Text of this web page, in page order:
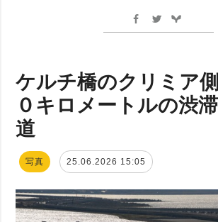
ケルチ橋のクリミア
０キロメートルの渋
道
写真 25.06.2026 15:05